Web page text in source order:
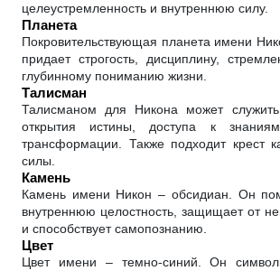
целеустремленность и внутреннюю силу.
Планета
Покровительствующая планета имени
придает строгость, дисциплину,
глубинному пониманию жизни.
Талисман
Талисманом для Никона может
открытия истины, доступа к
трансформации. Также подходит крест
силы.
Камень
Камень имени Никон – обсидиан. Он
внутреннюю целостность, защищает от
и способствует самопознанию.
Цвет
Цвет имени – темно-синий. Он